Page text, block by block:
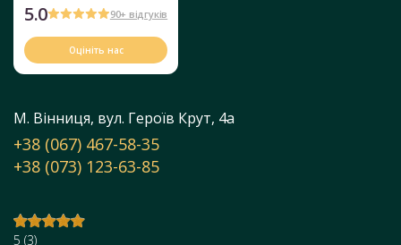
5.0 90+ відгуків
Оцініть нас
М. Вінниця, вул. Героїв Крут, 4а
+38 (067) 467-58-35
+38 (073) 123-63-85
5 (3)